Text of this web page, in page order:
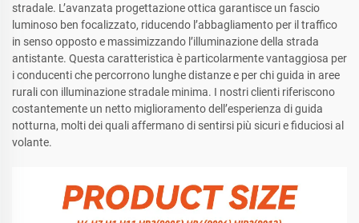
stradale. L’avanzata progettazione ottica garantisce un fascio
luminoso ben focalizzato, riducendo l’abbagliamento per il traffico
in senso opposto e massimizzando l’illuminazione della strada
antistante. Questa caratteristica è particolarmente vantaggiosa per
i conducenti che percorrono lunghe distanze e per chi guida in aree
rurali con illuminazione stradale minima. I nostri clienti riferiscono
costantemente un netto miglioramento dell’esperienza di guida
notturna, molti dei quali affermano di sentirsi più sicuri e fiduciosi al
volante.